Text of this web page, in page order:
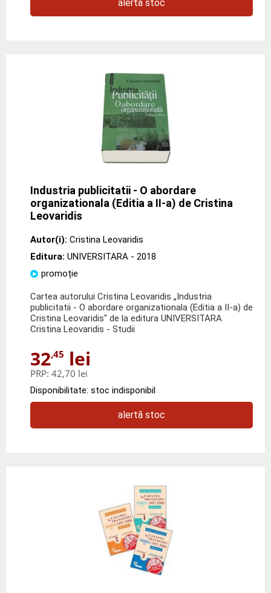
alertă stoc
Industria publicitatii - O abordare
organizationala (Editia a II-a) de Cristina
Leovaridis
Autor(i): Cristina Leovaridis
Editura: UNIVERSITARA - 2018
promoție
Cartea autorului Cristina Leovaridis „Industria
publicitatii - O abordare organizationala (Editia a II-a) de
Cristina Leovaridis" de la editura UNIVERSITARA
Cristina Leovaridis - Studii
32,45 lei
PRP: 42,70 lei
Disponibilitate: stoc indisponibil
alertă stoc